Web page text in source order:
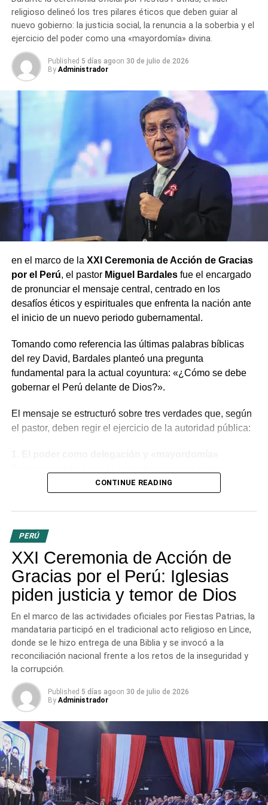
RELATED TOPICS: ALEJANDRO TOLEDO
CÁNCER
CASO ECOTEVA
COIMA CONDENA
CORRUPCIÓN
EXTRADICIÓN
ODEBRECHT SUIZA ZÚRICH
UP NEXT
Investigador de la UNJBG descubre nueva
especie de reptil en Tacna
Congresista propone pagar 50% de gratificación
a trabajadores CAS en julio 2026
religioso delineó los tres pilares éticos que deben guiar al
nuevo gobierno: la justicia social, la renuncia a la soberbia y el
ejercicio del poder como una «mayordomía» divina.
Published 5 días agoon 30 de julio de 2026
By Administrador
en el marco de la XXI Ceremonia de Acción de Gracias
por el Perú, el pastor Miguel Bardalesfue el encargado
de pronunciar el mensaje central, centrado en los
desafíos éticos y espirituales que enfrenta la nación ante
el inicio de un nuevo periodo gubernamental.
Tomando como referencia las últimas palabras bíblicas
del rey David, Bardales planteó una pregunta
fundamental para la actual coyuntura: «¿Cómo se debe
gobernar el Perú delante de Dios?».
El mensaje se estructuró sobre tres verdades que, según
el pastor, deben regir el ejercicio de la autoridad pública:
político, sino una delegación divina. Dirigiéndose a la
poder recibido es unaresponsabilidad o
ante Dios, tanto por lo público como por lo privado. «Los
evangélicos creemos que no existe poder humano sin el
control de Dios», sentenció.
2. La justicia como servicio y restauración
Para el
la justicia, diferenciando la justicia de los hombres
(basada en leyes reformulables) de la justicia de Dios
que se expresa a través de la misericordia y la
restauración. Definir «hacer justicia» en el Perú actual
implica, según Bardales, impedir la muerte de inocentes,
proteger a los emprendedores de la extorsión y entregar
obras públicas eficientes en lugar de meras promesas.
3. El «temor de Dios» como ética prácticaBardales
aclaró que gobernar bajo el «temor de Dios» no significa
sentir pánico, sino actuar bajo una
ética de integridad
donde se es consciente de que Dios mira lo que las
cámaras y las encuestas no perciben. Aseguró que vivir
CONTINUE READING
PERÚ
XXI Ceremonia de Acción de
Gracias por el Perú: Iglesias
piden justicia y temor de Dios
En el marco de las actividades oficiales por Fiestas Patrias, la
mandataria participó en el tradicional acto religioso en Lince,
donde se le hizo entrega de una Biblia y se invocó a la
reconciliación nacional frente a los retos de la inseguridad y
la corrupción.
Published 5 días agoon 30 de julio de 2026
By Administrador